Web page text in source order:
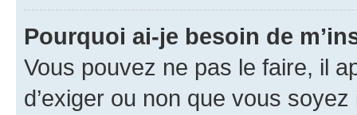
Pourquoi ai-je besoin de
Vous pouvez ne pas le faire, il
d’exiger ou non que vous